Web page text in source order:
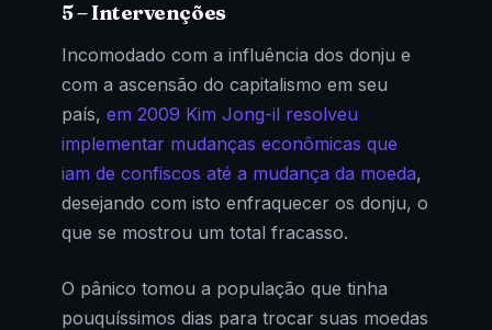
5 – Intervenções
Incomodado com a influência dos donju e
com a ascensão do capitalismo em seu
país, em 2009 Kim Jong-il resolveu
implementar mudanças econômicas que
iam de confiscos até a mudança da moeda,
desejando com isto enfraquecer os donju, o
que se mostrou um total fracasso.
O pânico tomou a população que tinha
pouquíssimos dias para trocar suas moedas